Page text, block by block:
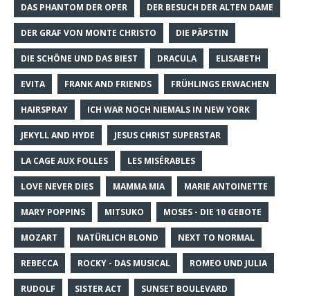
DAS PHANTOM DER OPER DER BESUCH DER ALTEN DAME
DER GRAF VON MONTE CHRISTO DIE PÄPSTIN
DIE SCHÖNE UND DAS BIEST DRACULA ELISABETH
EVITA FRANK AND FRIENDS FRÜHLINGS ERWACHEN
HAIRSPRAY ICH WAR NOCH NIEMALS IN NEW YORK
JEKYLL AND HYDE JESUS CHRIST SUPERSTAR
LA CAGE AUX FOLLES LES MISÉRABLES
LOVE NEVER DIES MAMMA MIA MARIE ANTOINETTE
MARY POPPINS MITSUKO MOSES - DIE 10 GEBOTE
MOZART NATÜRLICH BLOND NEXT TO NORMAL
REBECCA ROCKY - DAS MUSICAL ROMEO UND JULIA
RUDOLF SISTER ACT SUNSET BOULEVARD